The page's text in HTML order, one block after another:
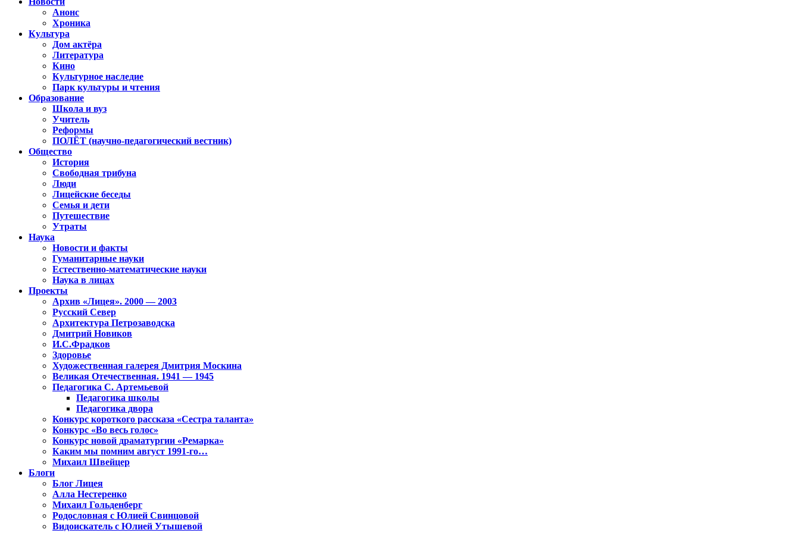
Анонс
Хроника
Культура
Дом актёра
Литература
Кино
Культурное наследие
Парк культуры и чтения
Образование
Школа и вуз
Учитель
Реформы
ПОЛЁТ (научно-педагогический вестник)
Общество
История
Свободная трибуна
Люди
Лицейские беседы
Семья и дети
Путешествие
Утраты
Наука
Новости и факты
Гуманитарные науки
Естественно-математические науки
Наука в лицах
Проекты
Архив «Лицея». 2000 — 2003
Русский Север
Архитектура Петрозаводска
Дмитрий Новиков
И.С.Фрадков
Здоровье
Художественная галерея Дмитрия Москина
Великая Отечественная. 1941 — 1945
Педагогика С. Артемьевой
Педагогика школы
Педагогика двора
Конкурс короткого рассказа «Сестра таланта»
Конкурс «Во весь голос»
Конкурс новой драматургии «Ремарка»
Каким мы помним август 1991-го…
Михаил Швейцер
Блоги
Блог Лицея
Алла Нестеренко
Михаил Гольденберг
Родословная с Юлией Свинцовой
Видоискатель с Юлией Утышевой